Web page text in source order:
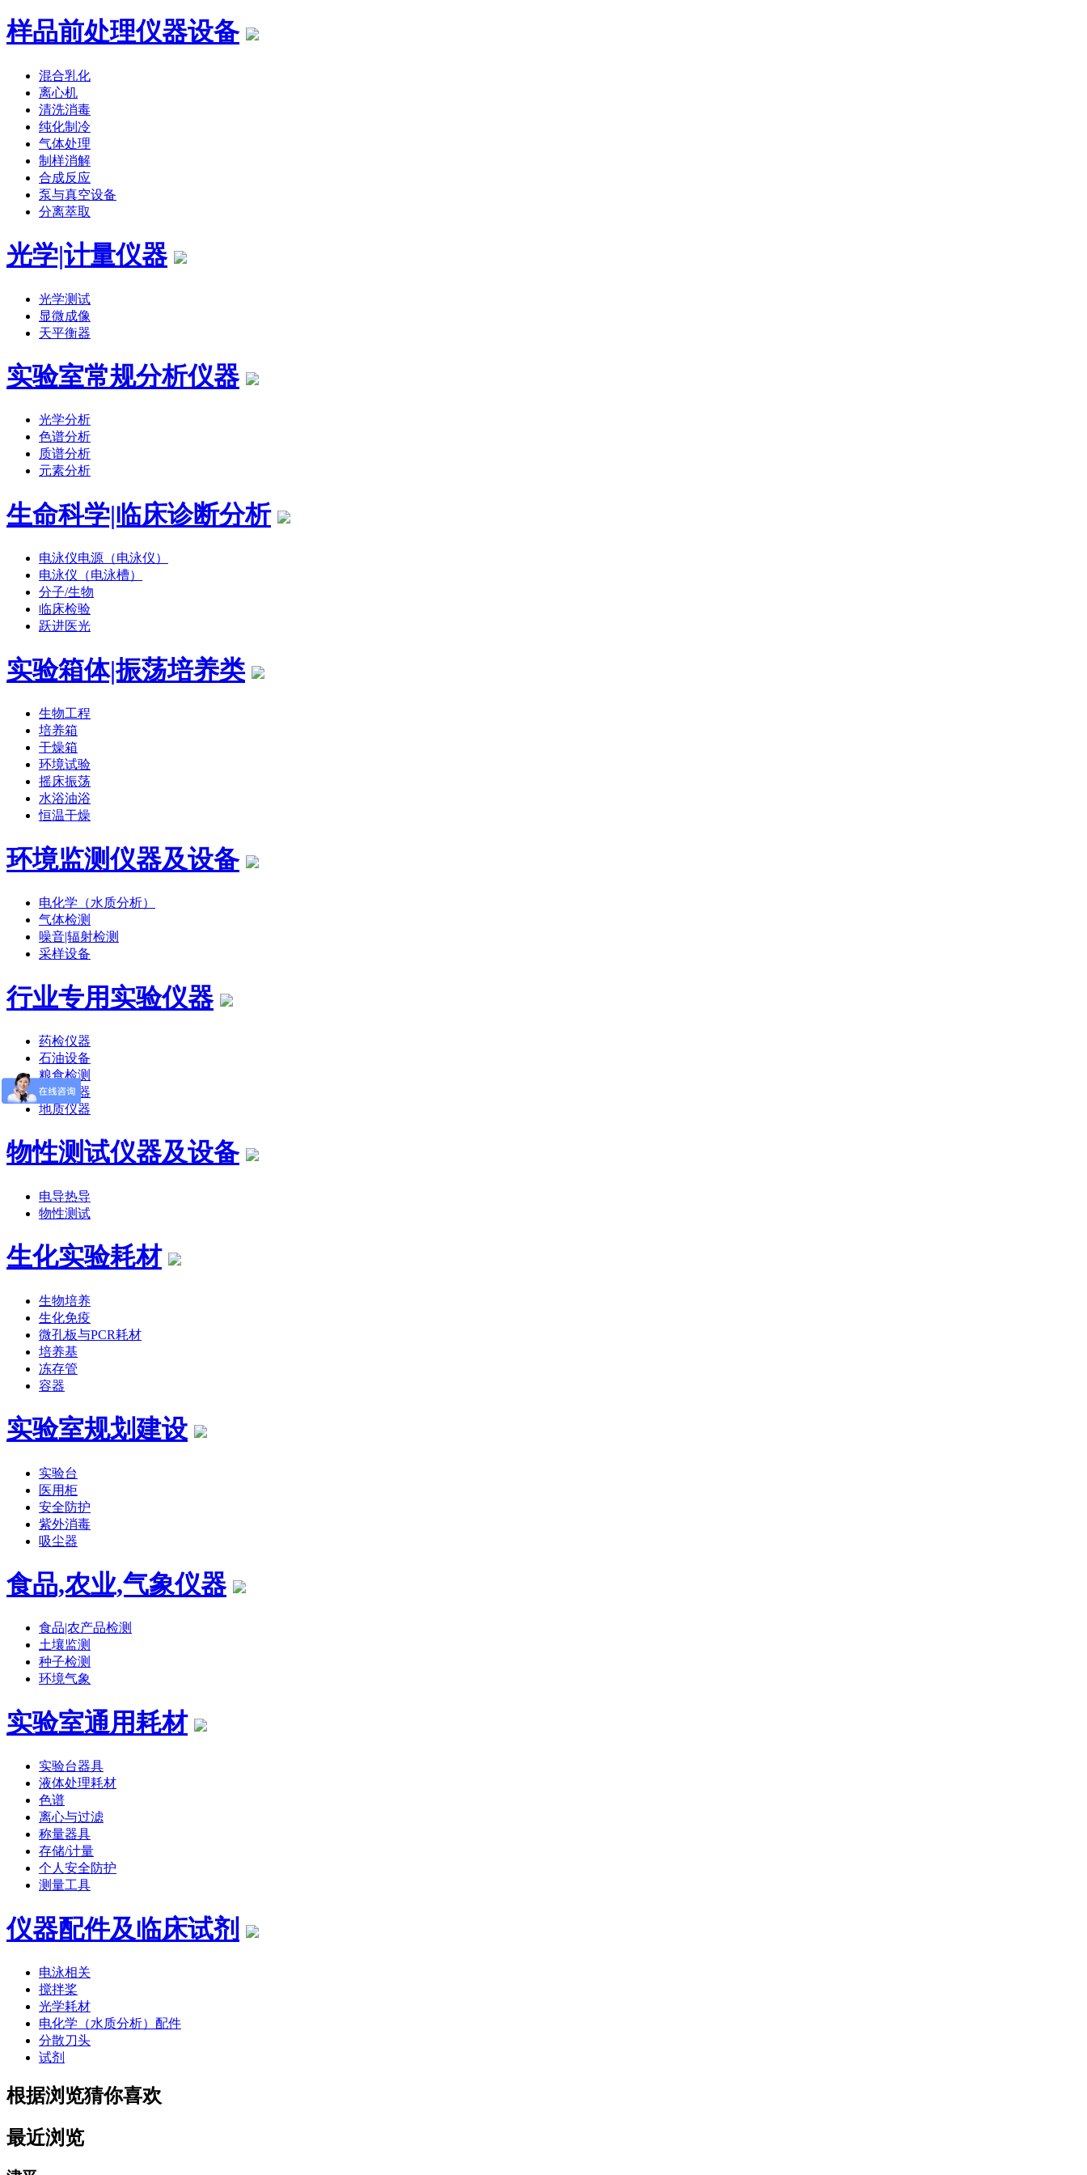
样品前处理仪器设备
混合乳化
离心机
清洗消毒
纯化制冷
气体处理
制样消解
合成反应
泵与真空设备
分离萃取
光学|计量仪器
光学测试
显微成像
天平衡器
实验室常规分析仪器
光学分析
色谱分析
质谱分析
元素分析
生命科学|临床诊断分析
电泳仪电源（电泳仪）
电泳仪（电泳槽）
分子/生物
临床检验
跃进医光
实验箱体|振荡培养类
生物工程
培养箱
干燥箱
环境试验
摇床振荡
水浴油浴
恒温干燥
环境监测仪器及设备
电化学（水质分析）
气体检测
噪音|辐射检测
采样设备
行业专用实验仪器
药检仪器
石油设备
粮食检测
公路仪器
地质仪器
物性测试仪器及设备
电导热导
物性测试
生化实验耗材
生物培养
生化免疫
微孔板与PCR耗材
培养基
冻存管
容器
实验室规划建设
实验台
医用柜
安全防护
紫外消毒
吸尘器
食品,农业,气象仪器
食品|农产品检测
土壤监测
种子检测
环境气象
实验室通用耗材
实验台器具
液体处理耗材
色谱
离心与过滤
称量器具
存储/计量
个人安全防护
测量工具
仪器配件及临床试剂
电泳相关
搅拌桨
光学耗材
电化学（水质分析）配件
分散刀头
试剂
根据浏览猜你喜欢
最近浏览